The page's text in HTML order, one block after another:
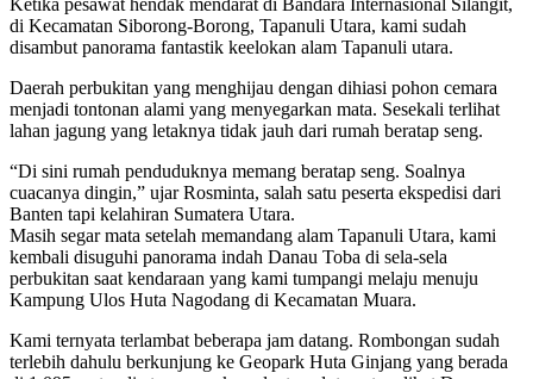
Ketika pesawat hendak mendarat di Bandara Internasional Silangit,
di Kecamatan Siborong-Borong, Tapanuli Utara, kami sudah
disambut panorama fantastik keelokan alam Tapanuli utara.
Daerah perbukitan yang menghijau dengan dihiasi pohon cemara
menjadi tontonan alami yang menyegarkan mata. Sesekali terlihat
lahan jagung yang letaknya tidak jauh dari rumah beratap seng.
“Di sini rumah penduduknya memang beratap seng. Soalnya
cuacanya dingin,” ujar Rosminta, salah satu peserta ekspedisi dari
Banten tapi kelahiran Sumatera Utara.
Masih segar mata setelah memandang alam Tapanuli Utara, kami
kembali disuguhi panorama indah Danau Toba di sela-sela
perbukitan saat kendaraan yang kami tumpangi melaju menuju
Kampung Ulos Huta Nagodang di Kecamatan Muara.
Kami ternyata terlambat beberapa jam datang. Rombongan sudah
terlebih dahulu berkunjung ke Geopark Huta Ginjang yang berada